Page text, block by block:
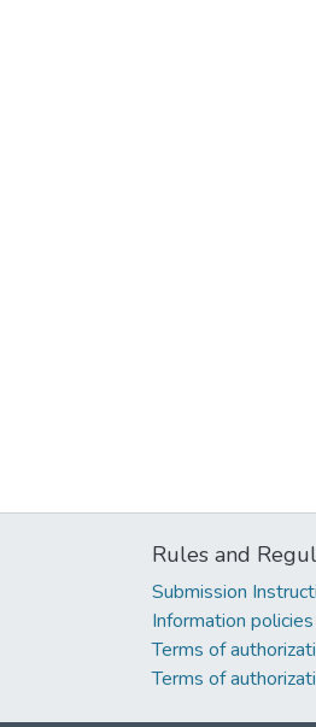
Rules and
Submission
Information policies
Terms of
Terms of